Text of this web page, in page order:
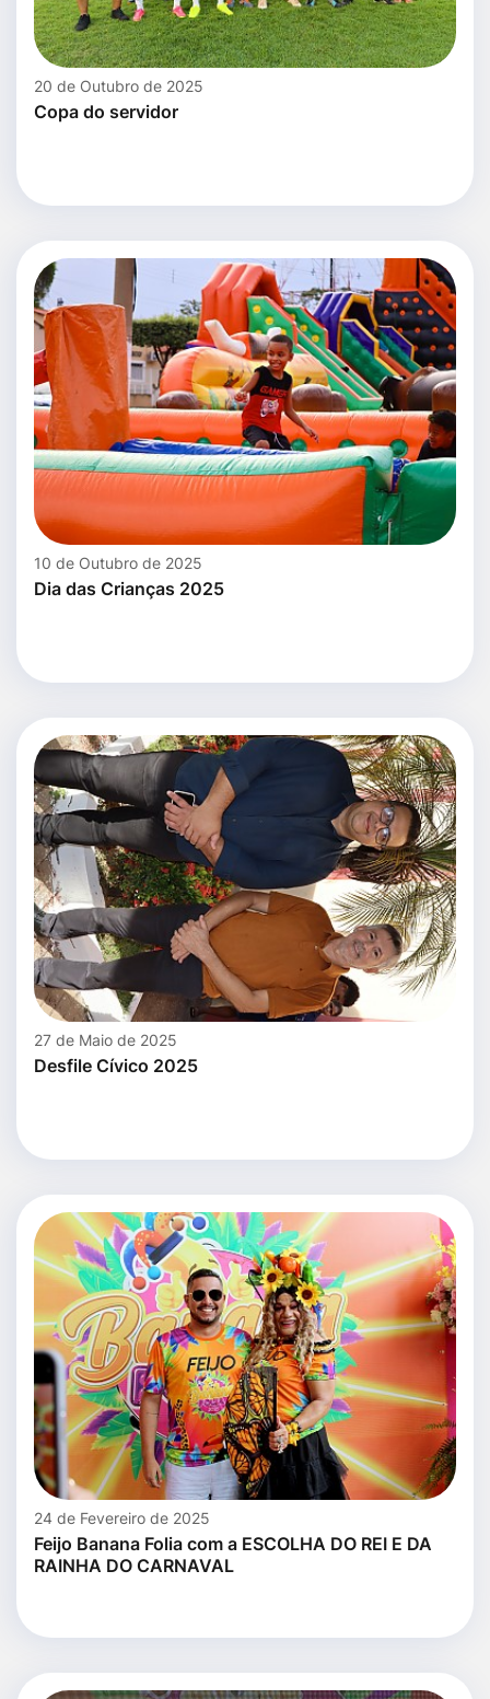
20 de Outubro de 2025
Copa do servidor
10 de Outubro de 2025
Dia das Crianças 2025
27 de Maio de 2025
Desfile Cívico 2025
24 de Fevereiro de 2025
Feijo Banana Folia com a ESCOLHA DO REI E DA
RAINHA DO CARNAVAL